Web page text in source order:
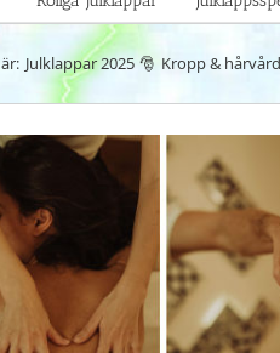
Julklappar 2025 Kropp & hårvård